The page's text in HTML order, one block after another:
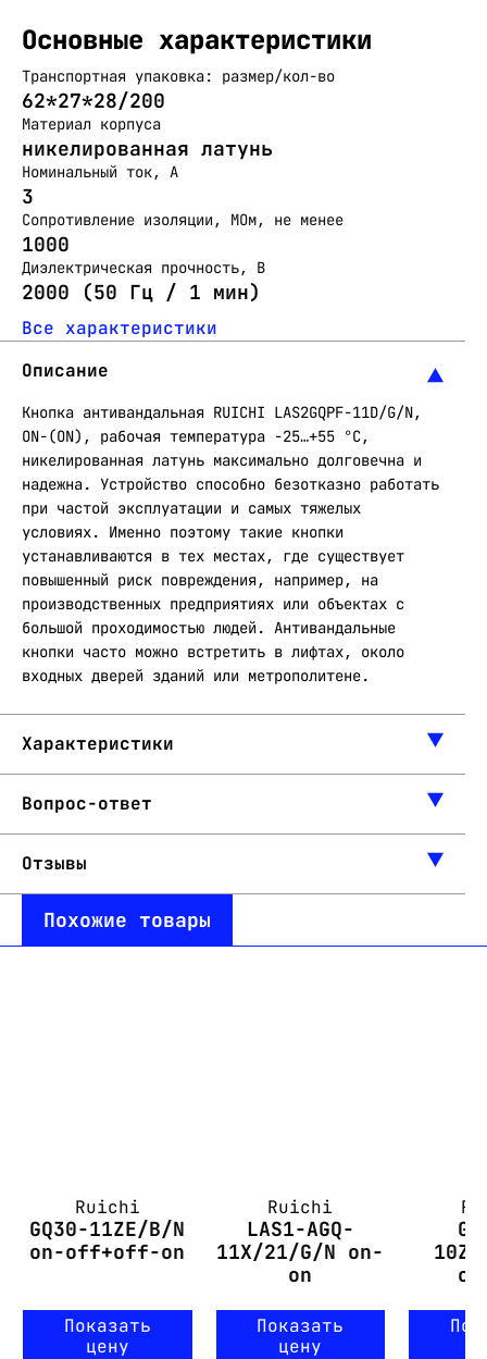
Основные характеристики
Транспортная упаковка: размер/кол-во
62*27*28/200
Материал корпуса
никелированная латунь
Номинальный ток, А
3
Сопротивление изоляции, МОм, не менее
1000
Диэлектрическая прочность, В
2000 (50 Гц / 1 мин)
Все характеристики
Описание
Кнопка антивандальная RUICHI LAS2GQPF-11D/G/N,
ON-(ON), рабочая температура -25…+55 °C,
никелированная латунь максимально долговечна и
надежна. Устройство способно безотказно работать
при частой эксплуатации и самых тяжелых
условиях. Именно поэтому такие кнопки
устанавливаются в тех местах, где существует
повышенный риск повреждения, например, на
производственных предприятиях или объектах с
большой проходимостью людей. Антивандальные
кнопки часто можно встретить в лифтах, около
входных дверей зданий или метрополитене.
Характеристики
Вопрос-ответ
Отзывы
Похожие товары
Ruichi
GQ30-11ZE/B/N
on-off+off-on
Показать
цену
Ruichi
LAS1-AGQ-
11X/21/G/N on-
on
Показать
цену